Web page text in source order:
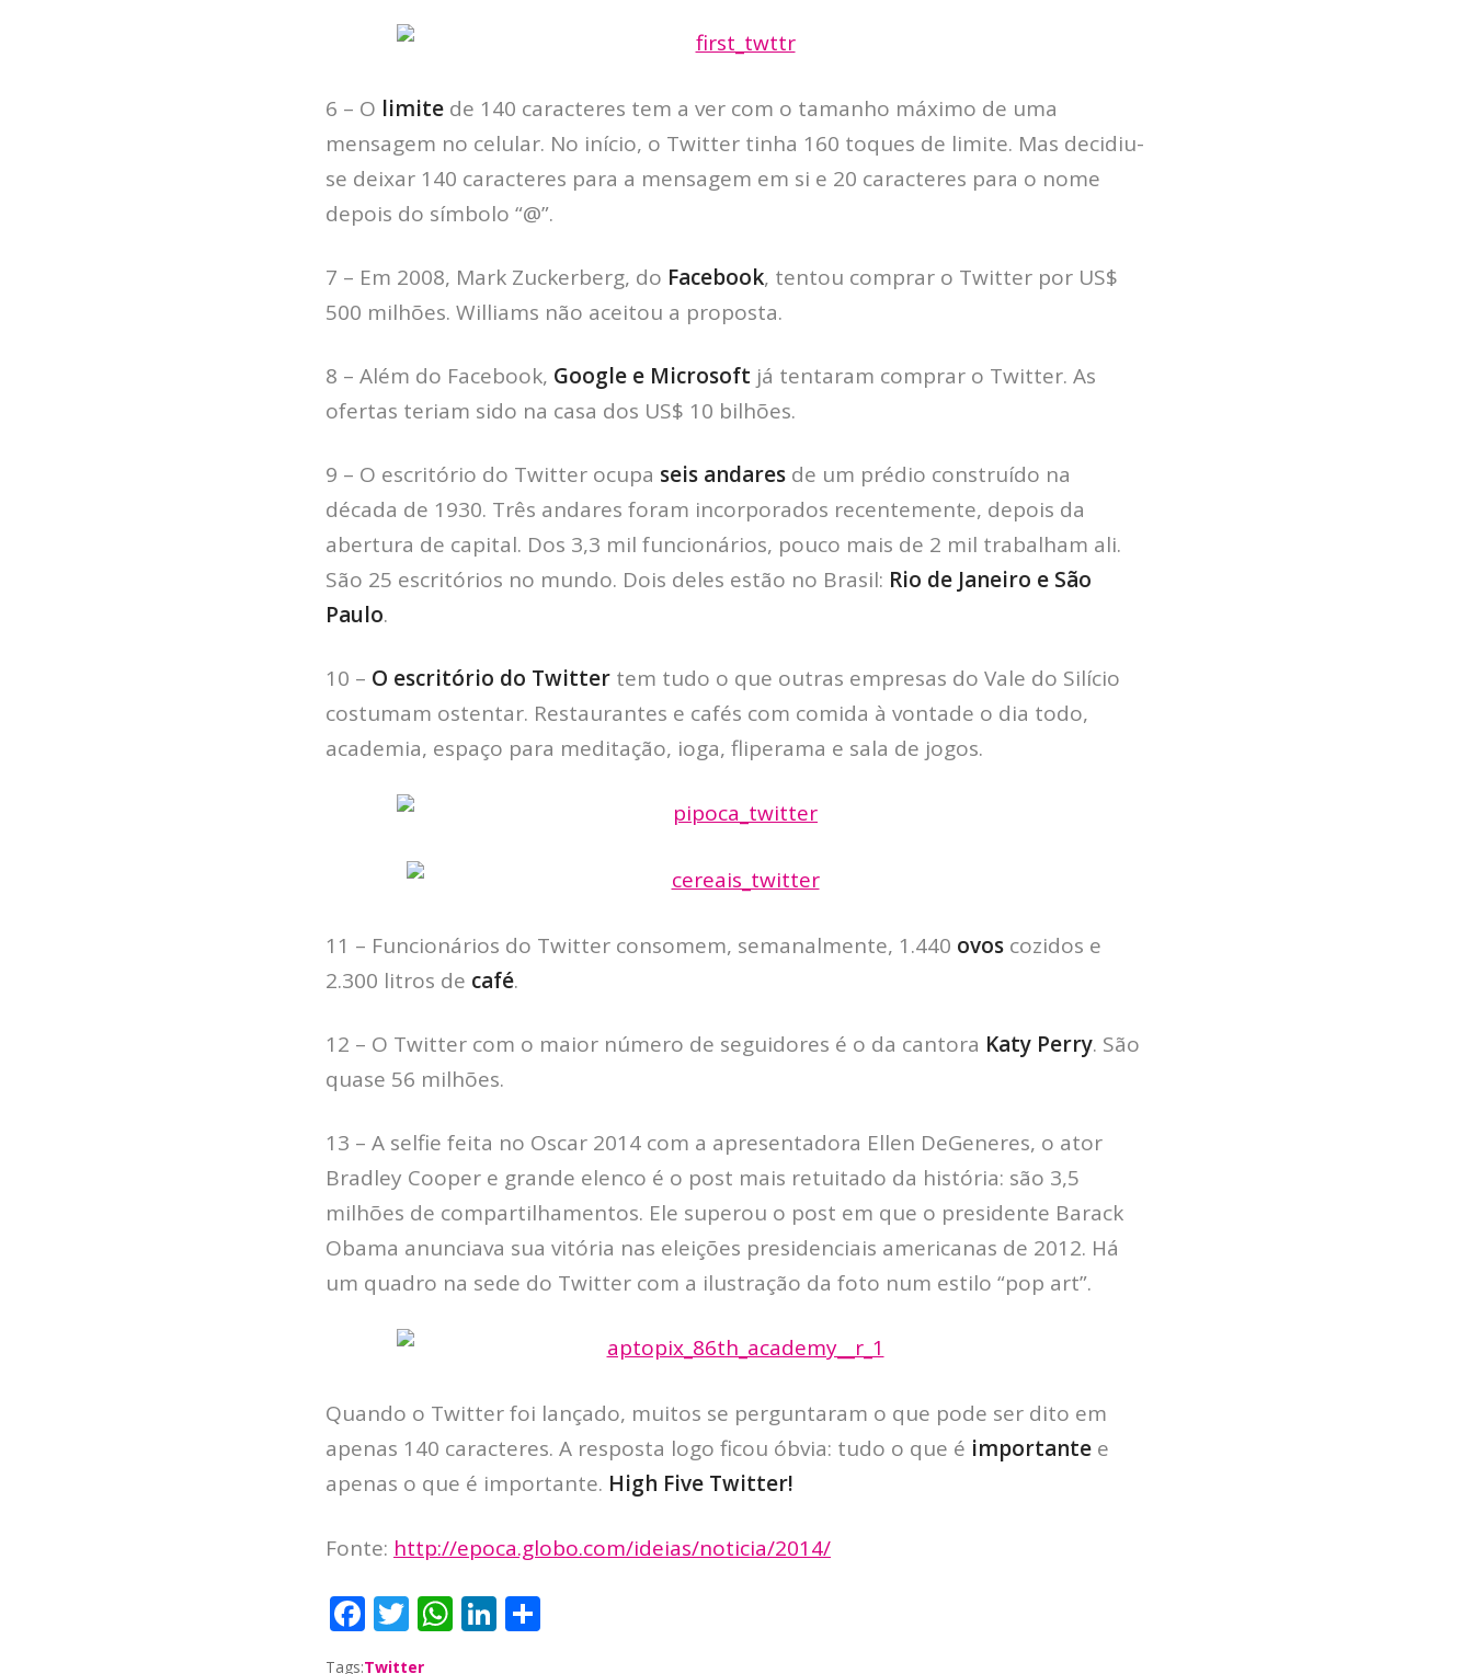
6 – O limite de 140 caracteres tem a ver com o tamanho máximo de uma
mensagem no celular. No início, o Twitter tinha 160 toques de limite. Mas decidiu-
se deixar 140 caracteres para a mensagem em si e 20 caracteres para o nome
depois do símbolo “@”.
7 – Em 2008, Mark Zuckerberg, do Facebook, tentou comprar o Twitter por US$
500 milhões. Williams não aceitou a proposta.
8 – Além do Facebook, Google e Microsoft já tentaram comprar o Twitter. As
ofertas teriam sido na casa dos US$ 10 bilhões.
9 – O escritório do Twitter ocupa seis andares de um prédio construído na
década de 1930. Três andares foram incorporados recentemente, depois da
abertura de capital. Dos 3,3 mil funcionários, pouco mais de 2 mil trabalham ali.
São 25 escritórios no mundo. Dois deles estão no Brasil: Rio de Janeiro e São
Paulo.
10 – O escritório do Twitter tem tudo o que outras empresas do Vale do Silício
costumam ostentar. Restaurantes e cafés com comida à vontade o dia todo,
academia, espaço para meditação, ioga, fliperama e sala de jogos.
11 – Funcionários do Twitter consomem, semanalmente, 1.440 ovos cozidos e
2.300 litros de café.
12 – O Twitter com o maior número de seguidores é o da cantora Katy Perry. São
quase 56 milhões.
13 – A selfie feita no Oscar 2014 com a apresentadora Ellen DeGeneres, o ator
Bradley Cooper e grande elenco é o post mais retuitado da história: são 3,5
milhões de compartilhamentos. Ele superou o post em que o presidente Barack
Obama anunciava sua vitória nas eleições presidenciais americanas de 2012. Há
um quadro na sede do Twitter com a ilustração da foto num estilo “pop art”.
Quando o Twitter foi lançado, muitos se perguntaram o que pode ser dito em
apenas 140 caracteres. A resposta logo ficou óbvia: tudo o que é importante e
apenas o que é importante. High Five Twitter!
Fonte: http://epoca.globo.com/ideias/noticia/2014/
F T W Li
Tags:Twitter